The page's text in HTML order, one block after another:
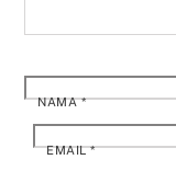
NAMA*
EMAIL*